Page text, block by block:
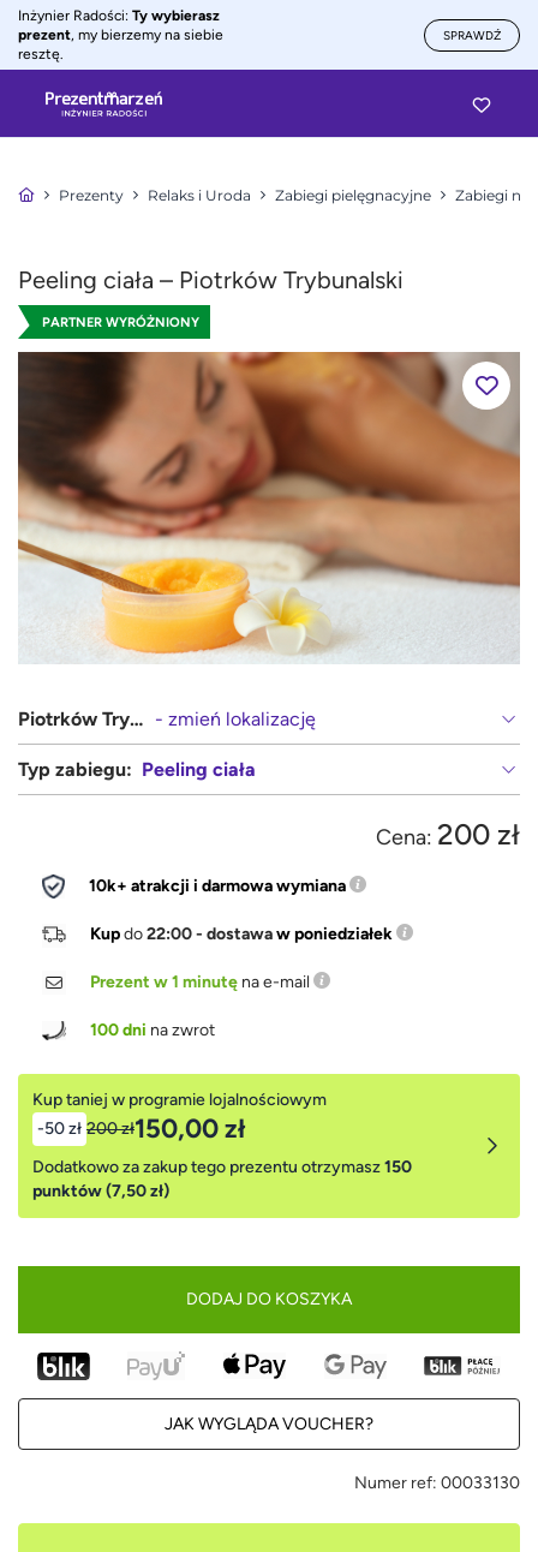
Inżynier Radości: Ty wybierasz
prezent, my bierzemy na siebie
resztę.
SPRAWDŹ
Prezenty Relaks i Uroda Zabiegi pielęgnacyjne Zabiegi na
Peeling ciała – Piotrków Trybunalski
PARTNER WYRÓŻNIONY
Piotrków Trybunalski - zmień lokalizację
Typ zabiegu: Peeling ciała
Cena: 200 zł
10k+ atrakcji i darmowa wymiana
Kupdo22:00 - dostawaw poniedziałek
Prezent w 1 minutę na e-mail
100 dni na zwrot
Kup taniej w programie lojalnościowym
-50 zł 200 zł150,00 zł
Dodatkowo za zakup tego prezentu otrzymasz150
punktów (7,50 zł)
DODAJ DO KOSZYKA
JAK WYGLĄDA VOUCHER?
Numer ref: 00033130